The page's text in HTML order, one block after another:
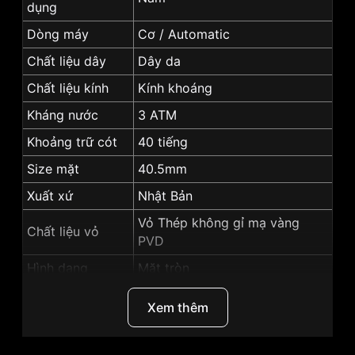
dụng
Dòng máy
Cơ / Automatic
Chất liệu dây
Dây da
Chất liệu kính
Kính khoáng
Kháng nước
3 ATM
Khoảng trữ cót
40 tiếng
Size mặt
40.5mm
Xuất xứ
Nhật Bản
Chất liệu vỏ
Vỏ Thép không gỉ mạ vàng
PVD
Hình dạng
Mặt tròn
Xem thêm